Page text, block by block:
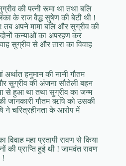
की पत्नी रूमा था तथा बलि
के राज वैद्ध सुषेण की बेटी थी !
अपने मामा बलि और सुग्रीव की
कन्याओं का अपरहण कर
सुग्रीव से और तारा का विवाह
हनुमान की नानी गौतम
सुग्रीव की अंजना सौतेली बहन
से हुआ था तथा सुग्रीव का जन्म
जानकारी गौतम ऋषि को उसकी
ने चरित्रहीनता के आरोप में
महा प्रतापी रावण से किया
की प्राप्ति हुई थी ! जामवंत रावण
!